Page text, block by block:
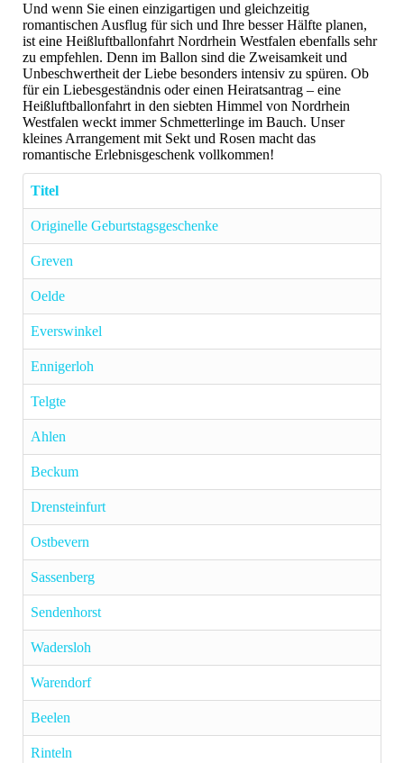
Und wenn Sie einen einzigartigen und gleichzeitig
romantischen Ausflug für sich und Ihre besser Hälfte planen,
ist eine Heißluftballonfahrt Nordrhein Westfalen ebenfalls sehr
zu empfehlen. Denn im Ballon sind die Zweisamkeit und
Unbeschwertheit der Liebe besonders intensiv zu spüren. Ob
für ein Liebesgeständnis oder einen Heiratsantrag – eine
Heißluftballonfahrt in den siebten Himmel von Nordrhein
Westfalen weckt immer Schmetterlinge im Bauch. Unser
kleines Arrangement mit Sekt und Rosen macht das
romantische Erlebnisgeschenk vollkommen!
Titel
Originelle Geburtstagsgeschenke
Greven
Oelde
Everswinkel
Ennigerloh
Telgte
Ahlen
Beckum
Drensteinfurt
Ostbevern
Sassenberg
Sendenhorst
Wadersloh
Warendorf
Beelen
Rinteln